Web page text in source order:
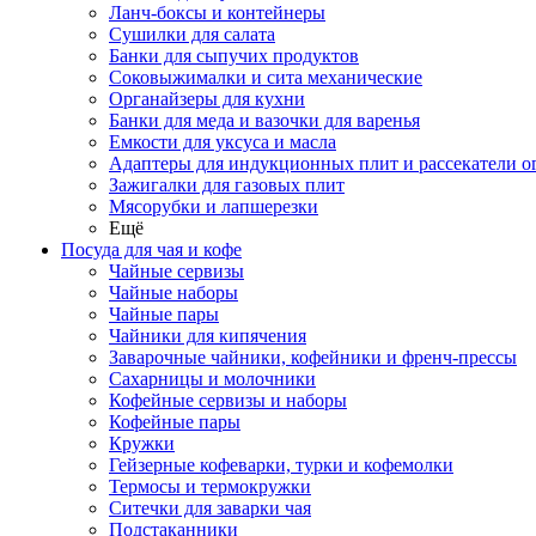
Ланч-боксы и контейнеры
Сушилки для салата
Банки для сыпучих продуктов
Соковыжималки и сита механические
Органайзеры для кухни
Банки для меда и вазочки для варенья
Емкости для уксуса и масла
Адаптеры для индукционных плит и рассекатели
Зажигалки для газовых плит
Мясорубки и лапшерезки
Ещё
Посуда для чая и кофе
Чайные сервизы
Чайные наборы
Чайные пары
Чайники для кипячения
Заварочные чайники, кофейники и френч-прессы
Сахарницы и молочники
Кофейные сервизы и наборы
Кофейные пары
Кружки
Гейзерные кофеварки, турки и кофемолки
Термосы и термокружки
Ситечки для заварки чая
Подстаканники